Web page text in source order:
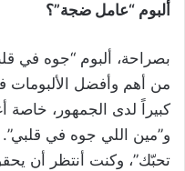
ألبوم “عامل ضجة”؟
من أهم وأفضل الألبومات
كبيراً لدى الجمهور، خاصة
و”مين اللي جوه في
تحبّك”، وكنت أنتظر أن